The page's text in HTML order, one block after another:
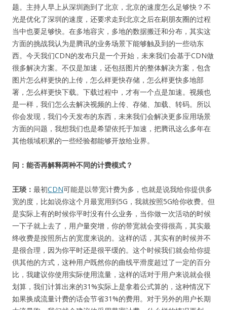
题。主持人早上从深圳跑到了北京，北京的速度怎么足够快？不
光是优化了深圳的速度，还要求走到北京之后在刷朋友圈的过程
当中也要足够快。在多地容灾，多地的数据搬迁和分布，其实这
方面的挑战我认为是腾讯的业务场景下能够触及到的一些动东
西。今天我们CDN的发布只是一个开始，未来我们会基于CDN做
很多解决方案。不仅是加速，还包括图片的整体解决方案，包含
图片怎么样更快的上传，怎么样更快存储，怎么样更快多地部
署，怎么样更快下载。下载过程中，才有一个点是加速。视频也
是一样，我们怎么去解决视频的上传、存储、加载、转码。所以
你会发现，我们今天发布的东西，未来我们会解决更多应用场景
方面的问题，我想我们也是希望依托于加速，把腾讯这么多年在
其他领域积累的一些经验都能够开放给业界。
问：能否再解释两种不同的计费模式？
王琰： 最初CDN可能是以带宽计费为多，也就是说我给你提供多
宽的度，比如说你这个月最宽用到5G，我就按照5G给你收费。但
是实际上有的时候你平时没有什么业务，当你做一次活动的时候
一下子就上去了，用户量突增，你的带宽就会变得很高，其实最
终收费是按照所占的宽度来说的。这样的话，其实有的时候并不
是很合理，因为你平时还是很平缓的。这个时候我们就会给你提
供其他的方式，这种用户既然你的曲线平滑度超过了一定的百分
比，我建议你使用实际使用流量，这样的话对于用户来说就会很
划算，我们计算出来的31%实际上是拿着公式算的，这种情况下
如果换成流量计费的话会节省31%的费用。对于另外的用户长期